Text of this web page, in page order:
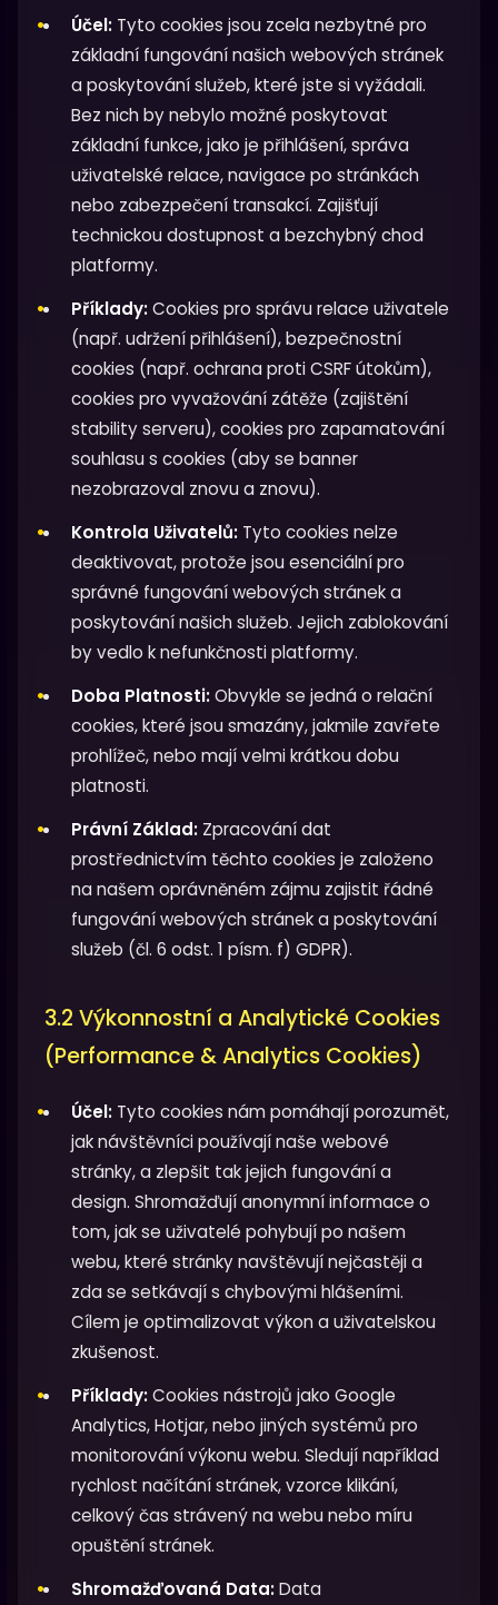
Účel: Tyto cookies jsou zcela nezbytné pro
základní fungování našich webových stránek
a poskytování služeb, které jste si vyžádali.
Bez nich by nebylo možné poskytovat
základní funkce, jako je přihlášení, správa
uživatelské relace, navigace po stránkách
nebo zabezpečení transakcí. Zajišťují
technickou dostupnost a bezchybný chod
platformy.
Příklady:Cookies pro správu relace uživatele
(např. udržení přihlášení), bezpečnostní
cookies (např. ochrana proti CSRF útokům),
cookies pro vyvažování zátěže (zajištění
stability serveru), cookies pro zapamatování
souhlasu s cookies (aby se banner
nezobrazoval znovu a znovu).
Kontrola Uživatelů: Tyto cookies nelze
deaktivovat, protože jsou esenciální pro
správné fungování webových stránek a
poskytování našich služeb. Jejich zablokování
by vedlo k nefunkčnosti platformy.
Doba Platnosti:Obvykle se jedná o relační
cookies, které jsou smazány, jakmile zavřete
prohlížeč, nebo mají velmi krátkou dobu
platnosti.
Právní Základ: Zpracování dat
prostřednictvím těchto cookies je založeno
na našem oprávněném zájmu zajistit řádné
fungování webových stránek a poskytování
služeb (čl. 6 odst. 1 písm. f) GDPR).
3.2 Výkonnostní a Analytické Cookies
(Performance & Analytics Cookies)
Účel: Tyto cookies nám pomáhají porozumět,
jak návštěvníci používají naše webové
stránky, a zlepšit tak jejich fungování a
design. Shromažďují anonymní informace o
tom, jak se uživatelé pohybují po našem
webu, které stránky navštěvují nejčastěji a
zda se setkávají s chybovými hlášeními.
Cílem je optimalizovat výkon a uživatelskou
zkušenost.
Příklady:Cookies nástrojů jako Google
Analytics, Hotjar, nebo jiných systémů pro
monitorování výkonu webu. Sledují například
rychlost načítání stránek, vzorce klikání,
celkový čas strávený na webu nebo míru
opuštění stránek.
Shromažďovaná Data:Data